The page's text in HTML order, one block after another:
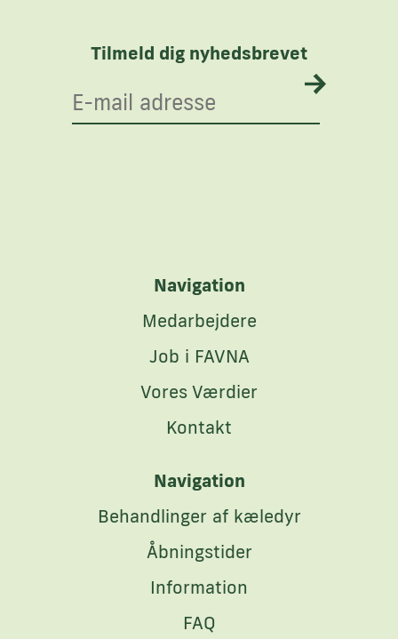
Tilmeld dig nyhedsbrevet
Navigation
Medarbejdere
Job i FAVNA
Vores Værdier
Kontakt
Navigation
Behandlinger af kæledyr
Åbningstider
Information
FAQ